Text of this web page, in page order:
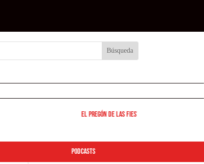
El pregón de las fiestas de Leganés será el
podcasts